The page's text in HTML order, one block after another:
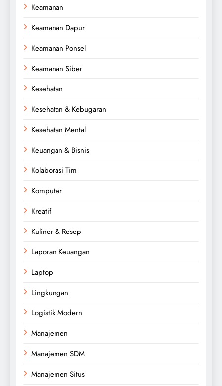
Keamanan
Keamanan Dapur
Keamanan Ponsel
Keamanan Siber
Kesehatan
Kesehatan & Kebugaran
Kesehatan Mental
Keuangan & Bisnis
Kolaborasi Tim
Komputer
Kreatif
Kuliner & Resep
Laporan Keuangan
Laptop
Lingkungan
Logistik Modern
Manajemen
Manajemen SDM
Manajemen Situs